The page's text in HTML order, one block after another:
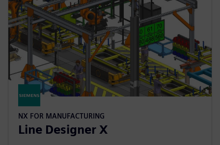
NX FOR MANUFACTURING
Line Designer X